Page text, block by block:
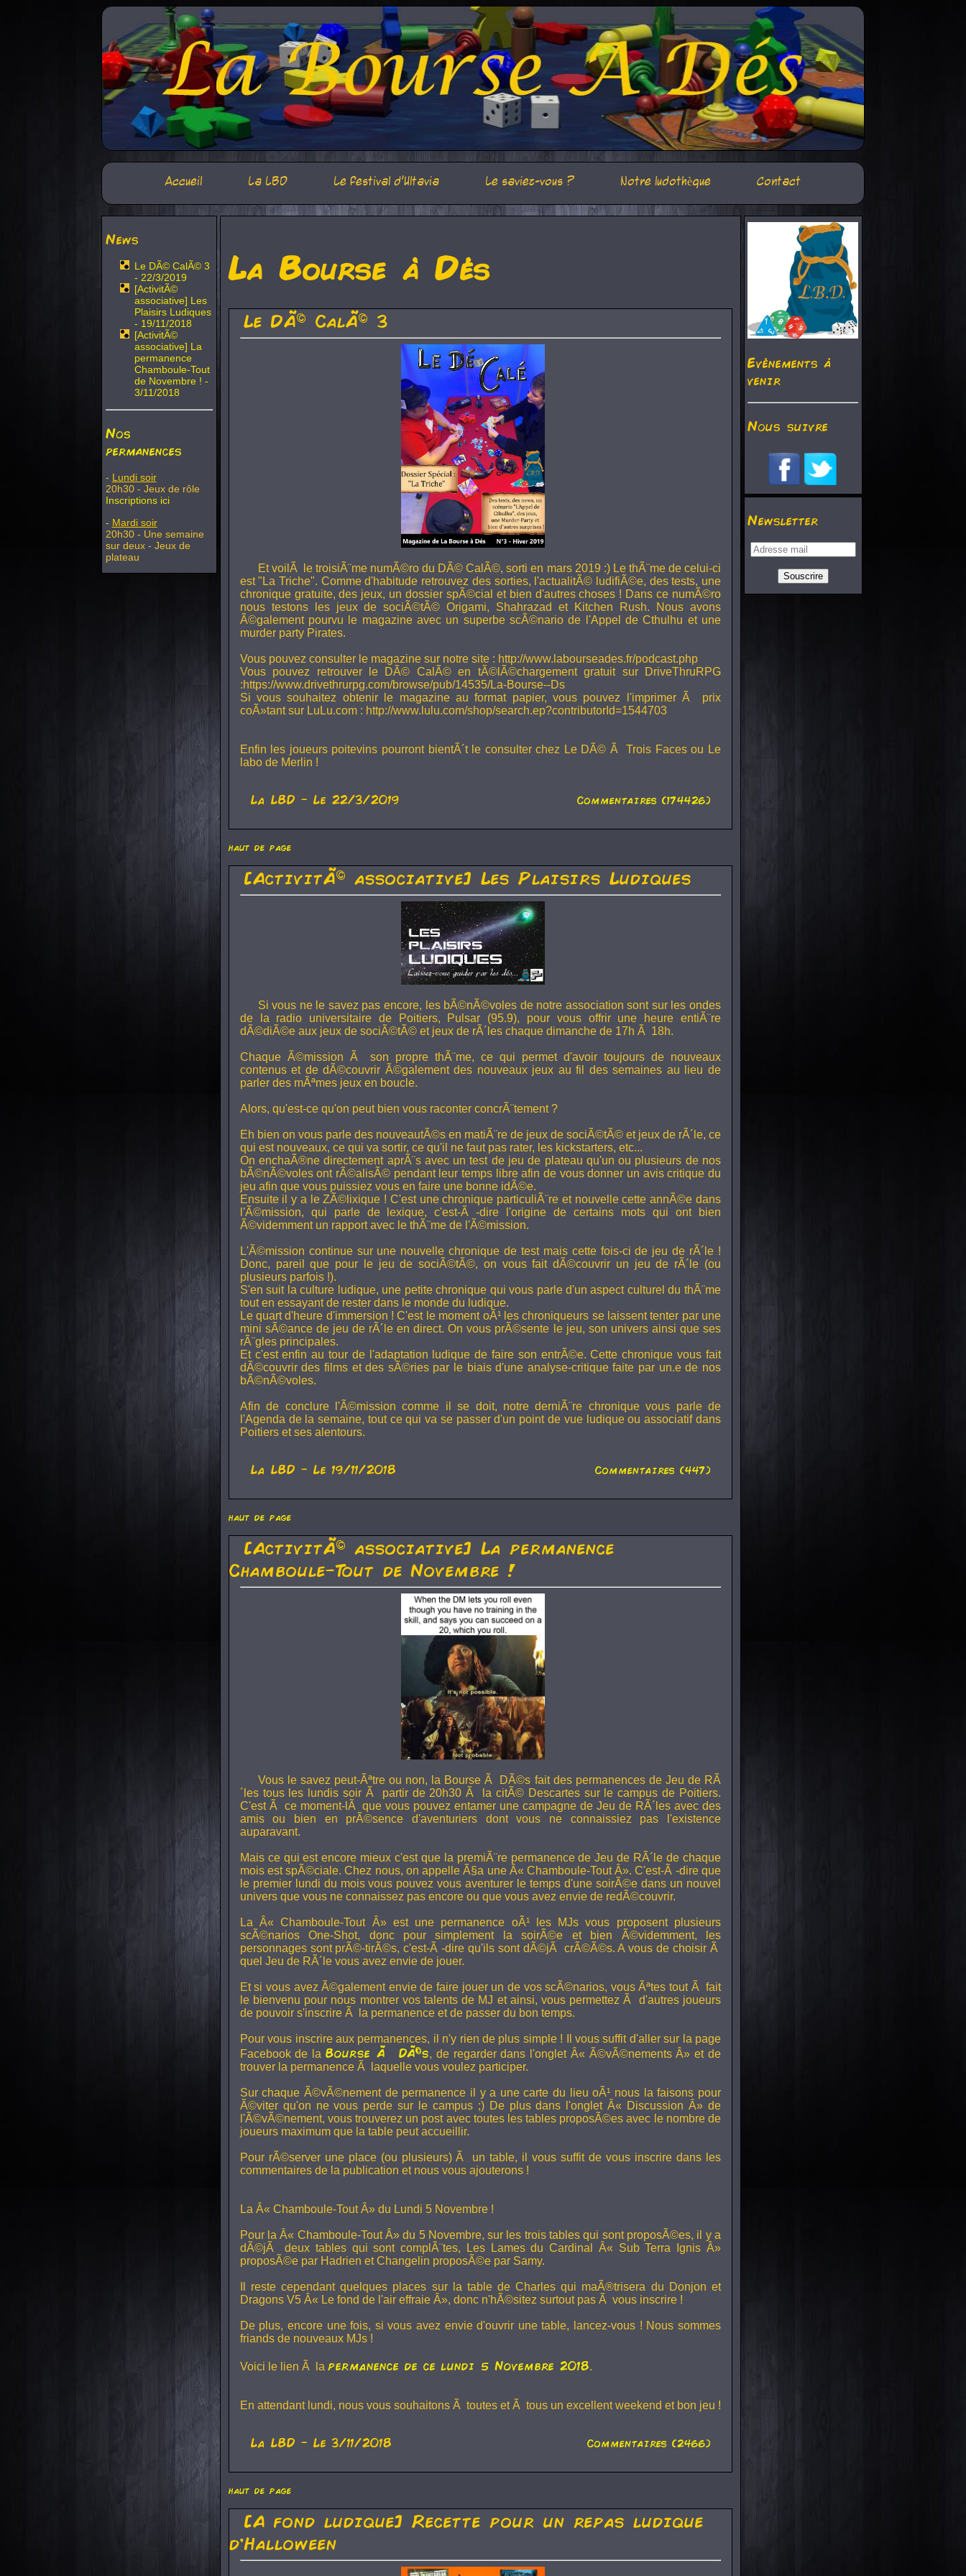
Accueil La LBD Le festival d'Ultavia Le saviez-vous ? Notre ludothèque Contact
News
Le DÃ© CalÃ© 3
- 22/3/2019
[ActivitÃ©
associative] Les
Plaisirs Ludiques
- 19/11/2018
[ActivitÃ©
associative] La
permanence
Chamboule-Tout
de Novembre ! -
3/11/2018
Nos
permanences
- Lundi soir
20h30 - Jeux de rôle
Inscriptions ici
- Mardi soir
20h30 - Une semaine
sur deux - Jeux de
plateau
La Bourse à Dés
Le DÃ© CalÃ© 3
Et voilÃ le troisiÃ¨me numÃ©ro du DÃ© CalÃ©, sorti en mars 2019 :) Le thÃ¨me de celui-ci
est "La Triche". Comme d'habitude retrouvez des sorties, l'actualitÃ© ludifiÃ©e, des tests, une
chronique gratuite, des jeux, un dossier spÃ©cial et bien d'autres choses ! Dans ce numÃ©ro
nous testons les jeux de sociÃ©tÃ© Origami, Shahrazad et Kitchen Rush. Nous avons
Ã©galement pourvu le magazine avec un superbe scÃ©nario de l'Appel de Cthulhu et une
murder party Pirates.
Vous pouvez consulter le magazine sur notre site : http://www.labourseades.fr/podcast.php
Vous pouvez retrouver le DÃ© CalÃ© en tÃ©lÃ©chargement gratuit sur DriveThruRPG
:https://www.drivethrurpg.com/browse/pub/14535/La-Bourse--Ds
Si vous souhaitez obtenir le magazine au format papier, vous pouvez l'imprimer Ã prix
coÃ»tant sur LuLu.com : http://www.lulu.com/shop/search.ep?contributorId=1544703
Enfin les joueurs poitevins pourront bientÃ´t le consulter chez Le DÃ© Ã Trois Faces ou Le
labo de Merlin !
La LBD - Le 22/3/2019 Commentaires (174426)
haut de page
[ActivitÃ© associative] Les Plaisirs Ludiques
Si vous ne le savez pas encore, les bÃ©nÃ©voles de notre association sont sur les ondes
de la radio universitaire de Poitiers, Pulsar (95.9), pour vous offrir une heure entiÃ¨re
dÃ©diÃ©e aux jeux de sociÃ©tÃ© et jeux de rÃ´les chaque dimanche de 17h Ã 18h.
Chaque Ã©mission Ã son propre thÃ¨me, ce qui permet d'avoir toujours de nouveaux
contenus et de dÃ©couvrir Ã©galement des nouveaux jeux au fil des semaines au lieu de
parler des mÃªmes jeux en boucle.
Alors, qu'est-ce qu'on peut bien vous raconter concrÃ¨tement ?
Eh bien on vous parle des nouveautÃ©s en matiÃ¨re de jeux de sociÃ©tÃ© et jeux de rÃ´le, ce
qui est nouveaux, ce qui va sortir, ce qu'il ne faut pas rater, les kickstarters, etc...
On enchaÃ®ne directement aprÃ¨s avec un test de jeu de plateau qu'un ou plusieurs de nos
bÃ©nÃ©voles ont rÃ©alisÃ© pendant leur temps libre afin de vous donner un avis critique du
jeu afin que vous puissiez vous en faire une bonne idÃ©e.
Ensuite il y a le ZÃ©lixique ! C'est une chronique particuliÃ¨re et nouvelle cette annÃ©e dans
l'Ã©mission, qui parle de lexique, c'est-Ã -dire l'origine de certains mots qui ont bien
Ã©videmment un rapport avec le thÃ¨me de l'Ã©mission.
L'Ã©mission continue sur une nouvelle chronique de test mais cette fois-ci de jeu de rÃ´le !
Donc, pareil que pour le jeu de sociÃ©tÃ©, on vous fait dÃ©couvrir un jeu de rÃ´le (ou
plusieurs parfois !).
S'en suit la culture ludique, une petite chronique qui vous parle d'un aspect culturel du thÃ¨me
tout en essayant de rester dans le monde du ludique.
Le quart d'heure d'immersion ! C'est le moment oÃ¹ les chroniqueurs se laissent tenter par une
mini sÃ©ance de jeu de rÃ´le en direct. On vous prÃ©sente le jeu, son univers ainsi que ses
rÃ¨gles principales.
Et c'est enfin au tour de l'adaptation ludique de faire son entrÃ©e. Cette chronique vous fait
dÃ©couvrir des films et des sÃ©ries par le biais d'une analyse-critique faite par un.e de nos
bÃ©nÃ©voles.
Afin de conclure l'Ã©mission comme il se doit, notre derniÃ¨re chronique vous parle de
l'Agenda de la semaine, tout ce qui va se passer d'un point de vue ludique ou associatif dans
Poitiers et ses alentours.
La LBD - Le 19/11/2018 Commentaires (447)
haut de page
[ActivitÃ© associative] La permanence
Chamboule-Tout de Novembre !
Vous le savez peut-Ãªtre ou non, la Bourse Ã DÃ©s fait des permanences de Jeu de RÃ
´les tous les lundis soir Ã partir de 20h30 Ã la citÃ© Descartes sur le campus de Poitiers.
C'est Ã ce moment-lÃ que vous pouvez entamer une campagne de Jeu de RÃ´les avec des
amis ou bien en prÃ©sence d'aventuriers dont vous ne connaissiez pas l'existence
auparavant.
Mais ce qui est encore mieux c'est que la premiÃ¨re permanence de Jeu de RÃ´le de chaque
mois est spÃ©ciale. Chez nous, on appelle Ã§a une Â« Chamboule-Tout Â». C'est-Ã -dire que
le premier lundi du mois vous pouvez vous aventurer le temps d'une soirÃ©e dans un nouvel
univers que vous ne connaissez pas encore ou que vous avez envie de redÃ©couvrir.
La Â« Chamboule-Tout Â» est une permanence oÃ¹ les MJs vous proposent plusieurs
scÃ©narios One-Shot, donc pour simplement la soirÃ©e et bien Ã©videmment, les
personnages sont prÃ©-tirÃ©s, c'est-Ã -dire qu'ils sont dÃ©jÃ crÃ©Ã©s. A vous de choisir Ã
quel Jeu de RÃ´le vous avez envie de jouer.
Et si vous avez Ã©galement envie de faire jouer un de vos scÃ©narios, vous Ãªtes tout Ã fait
le bienvenu pour nous montrer vos talents de MJ et ainsi, vous permettez Ã d'autres joueurs
de pouvoir s'inscrire Ã la permanence et de passer du bon temps.
Pour vous inscrire aux permanences, il n'y rien de plus simple ! Il vous suffit d'aller sur la page
Facebook de la Bourse Ã DÃ©s, de regarder dans l'onglet Â« Ã©vÃ©nements Â» et de
trouver la permanence Ã laquelle vous voulez participer.
Sur chaque Ã©vÃ©nement de permanence il y a une carte du lieu oÃ¹ nous la faisons pour
Ã©viter qu'on ne vous perde sur le campus ;) De plus dans l'onglet Â« Discussion Â» de
l'Ã©vÃ©nement, vous trouverez un post avec toutes les tables proposÃ©es avec le nombre de
joueurs maximum que la table peut accueillir.
Pour rÃ©server une place (ou plusieurs) Ã un table, il vous suffit de vous inscrire dans les
commentaires de la publication et nous vous ajouterons !
La Â« Chamboule-Tout Â» du Lundi 5 Novembre !
Pour la Â« Chamboule-Tout Â» du 5 Novembre, sur les trois tables qui sont proposÃ©es, il y a
dÃ©jÃ deux tables qui sont complÃ¨tes,
Les Lames du Cardinal
Â« Sub Terra Ignis Â»
proposÃ©e par Hadrien etChangelin proposÃ©e par Samy.
Il reste cependant quelques places sur la table de Charles qui maÃ®trisera du Donjon et
Dragons V5Â« Le fond de l'air effraie Â», donc n'hÃ©sitez surtout pas Ã vous inscrire !
De plus, encore une fois, si vous avez envie d'ouvrir une table, lancez-vous ! Nous sommes
friands de nouveaux MJs !
Voici le lien Ã la permanence de ce lundi 5 Novembre 2018.
En attendant lundi, nous vous souhaitons Ã toutes et Ã tous un excellent weekend et bon jeu !
La LBD - Le 3/11/2018 Commentaires (2466)
haut de page
[A fond ludique] Recette pour un repas ludique
d'Halloween
Evénements à
venir
Nous suivre
Newsletter